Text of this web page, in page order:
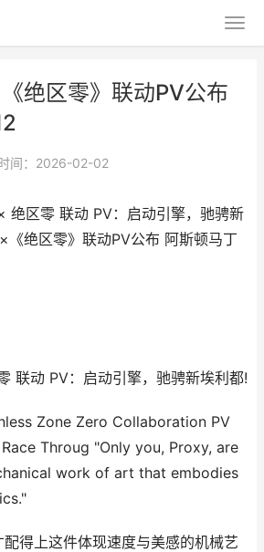
绝区零》联动PV公布
间：2026-02-02
绝区零 联动 PV：启动引擎，驰骋新
《绝区零》联动PV公布 阿斯顿马丁
联动 PV：启动引擎，驰骋新埃利都!
Zone Zero Collaboration PV
Throug "Only you, Proxy, are
work of art that embodies
得上这件体现速度与美感的机械艺